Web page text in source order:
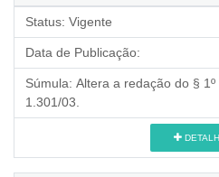
Status: Vigente
Data de Publicação:
Súmula: Altera a redação do §
1.301/03.